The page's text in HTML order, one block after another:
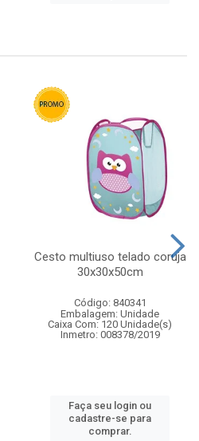
Cesto multiuso telado coruja
30x30x50cm
Código: 840341
Embalagem: Unidade
Caixa Com: 120 Unidade(s)
Inmetro: 008378/2019
Faça seu login ou
cadastre-se para
comprar.